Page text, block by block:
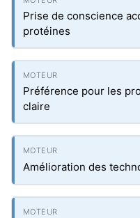
Prise de conscience
protéines
Préférence pour les
claire
Amélioration des